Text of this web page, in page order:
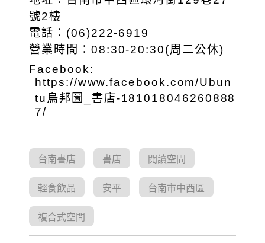
號2樓
電話：(06)222-6919
營業時間：08:30-20:30(周二公休)
Facebook:
https://www.facebook.com/Ubun
tu烏邦圖_書店-181018046260888
7/
台南書店 書店 閱讀空間
輕食飲品 安平 台南市中西區
複合式空間